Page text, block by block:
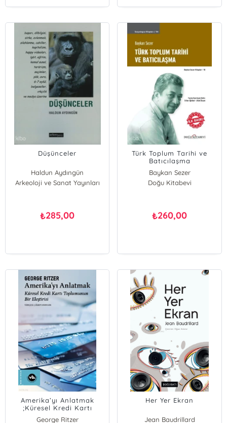
Düşünceler
Haldun Aydıngün
Arkeoloji ve Sanat Yayınları
₺285,00
Türk Toplum Tarihi ve
Batıcılaşma
Baykan Sezer
Doğu Kitabevi
₺260,00
Amerika’yı Anlatmak
;Küresel Kredi Kartı
Toplumunun Bir Eleştirisi
George Ritzer
Her Yer Ekran
Jean Baudrillard